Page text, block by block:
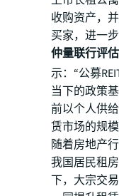
收购资产，
买家，进一
仲量联行评
示：“公募
当下的政策
前以个人供
赁市场的规
随着房地产
我国居民租
下，大宗交